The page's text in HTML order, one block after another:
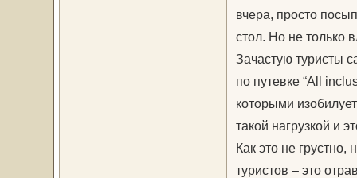
вчера, просто
стол. Но не только
Зачастую туристы
по путевке “All
которыми
такой нагрузкой и
Как это не
туристов – это